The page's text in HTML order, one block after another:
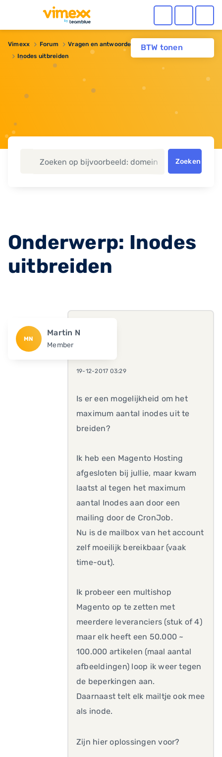
BTW tonen
Vimexx Forum Vragen en antwoorden
Webhosting
Inodes uitbreiden
Zoeken
Onderwerp: Inodes
uitbreiden
MN
Martin N
Member
19-12-2017 03:29
Is er een mogelijkheid om het
maximum aantal inodes uit te
breiden?
Ik heb een Magento Hosting
afgesloten bij jullie, maar kwam
laatst al tegen het maximum
aantal Inodes aan door een
mailing door de CronJob.
Nu is de mailbox van het account
zelf moeilijk bereikbaar (vaak
time-out).
Ik probeer een multishop
Magento op te zetten met
meerdere leveranciers (stuk of 4)
maar elk heeft een 50.000 ~
100.000 artikelen (maal aantal
afbeeldingen) loop ik weer tegen
de beperkingen aan.
Daarnaast telt elk mailtje ook mee
als inode.
Zijn hier oplossingen voor?